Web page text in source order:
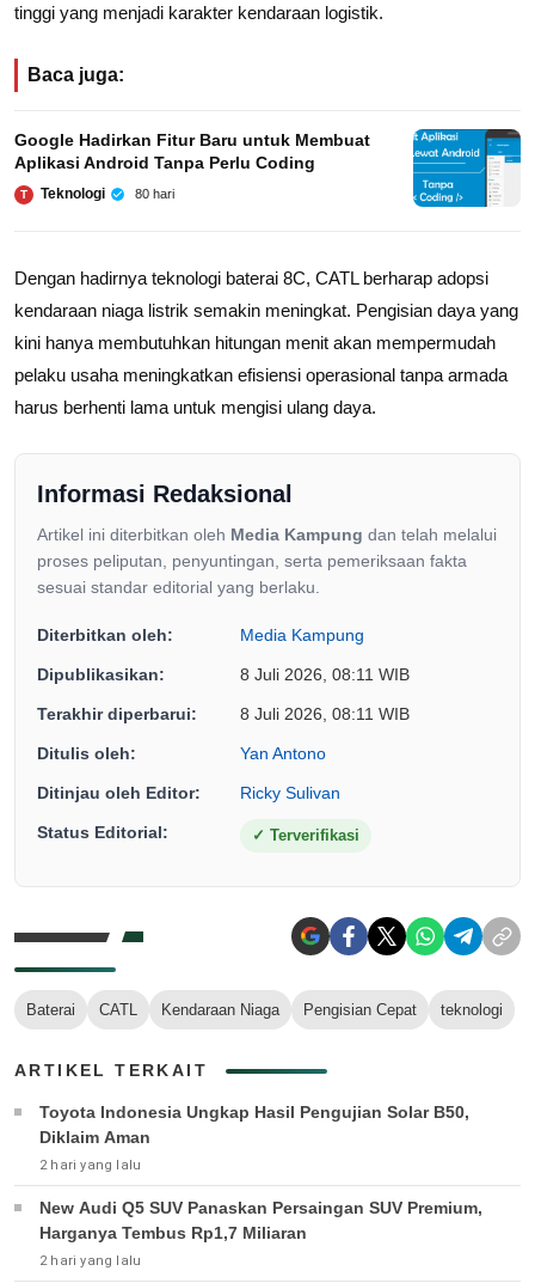
tinggi yang menjadi karakter kendaraan logistik.
Baca juga:
Google Hadirkan Fitur Baru untuk Membuat
Aplikasi Android Tanpa Perlu Coding
T Teknologi 80 hari
Dengan hadirnya teknologi baterai 8C, CATL berharap adopsi
kendaraan niaga listrik semakin meningkat. Pengisian daya yang
kini hanya membutuhkan hitungan menit akan mempermudah
pelaku usaha meningkatkan efisiensi operasional tanpa armada
harus berhenti lama untuk mengisi ulang daya.
Informasi Redaksional
Artikel ini diterbitkan oleh Media Kampung dan telah melalui
proses peliputan, penyuntingan, serta pemeriksaan fakta
sesuai standar editorial yang berlaku.
Diterbitkan oleh: Media Kampung
Dipublikasikan: 8 Juli 2026, 08:11 WIB
Terakhir diperbarui: 8 Juli 2026, 08:11 WIB
Ditulis oleh: Yan Antono
Ditinjau oleh Editor: Ricky Sulivan
Status Editorial: ✓ Terverifikasi
Baterai CATL Kendaraan Niaga Pengisian Cepat teknologi
ARTIKEL TERKAIT
Toyota Indonesia Ungkap Hasil Pengujian Solar B50,
Diklaim Aman
2 hari yang lalu
New Audi Q5 SUV Panaskan Persaingan SUV Premium,
Harganya Tembus Rp1,7 Miliaran
2 hari yang lalu